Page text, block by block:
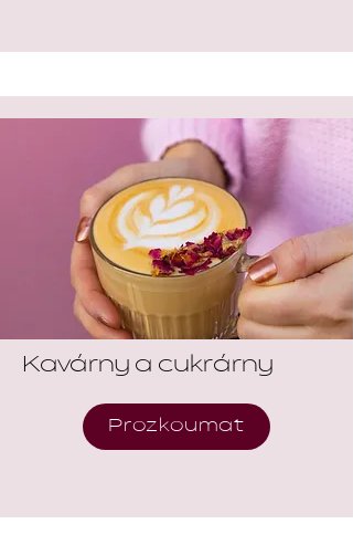
Kavárny a cukrárny
Prozkoumat